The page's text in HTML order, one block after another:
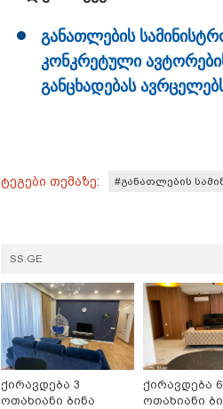
დაესხნენ
და სავარაუდოდ არა
მარტო
არასრულწლოვანების
ჯგუფი" - რა
ინფორმაციას
ავრცელებს ადვოკატი?
პოლიტიკა
გა­ნათ­ლე­ბის
კონ­კრე­ტუ­ლი
გან­ცხა­დე­ბას
ტეგები თემაზე: #განათლების
SS.GE
ქირავდება 3
ოთახიანი ბინა
ქირავდება 6
ოთახიანი